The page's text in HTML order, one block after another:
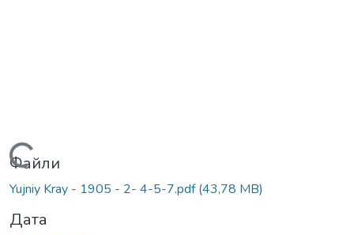
Вантажиться...
Файли
Yujniy Kray - 1905 - 2- 4-5-7.pdf(43,78 MB)
Дата